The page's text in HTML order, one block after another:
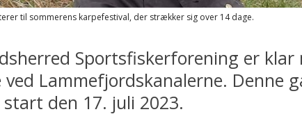
til sommerens karpefestival, der strækker sig over 14 dage.
Sportsfiskerforening er klar
ved Lammefjordskanalerne. Denne
den 17. juli 2023.